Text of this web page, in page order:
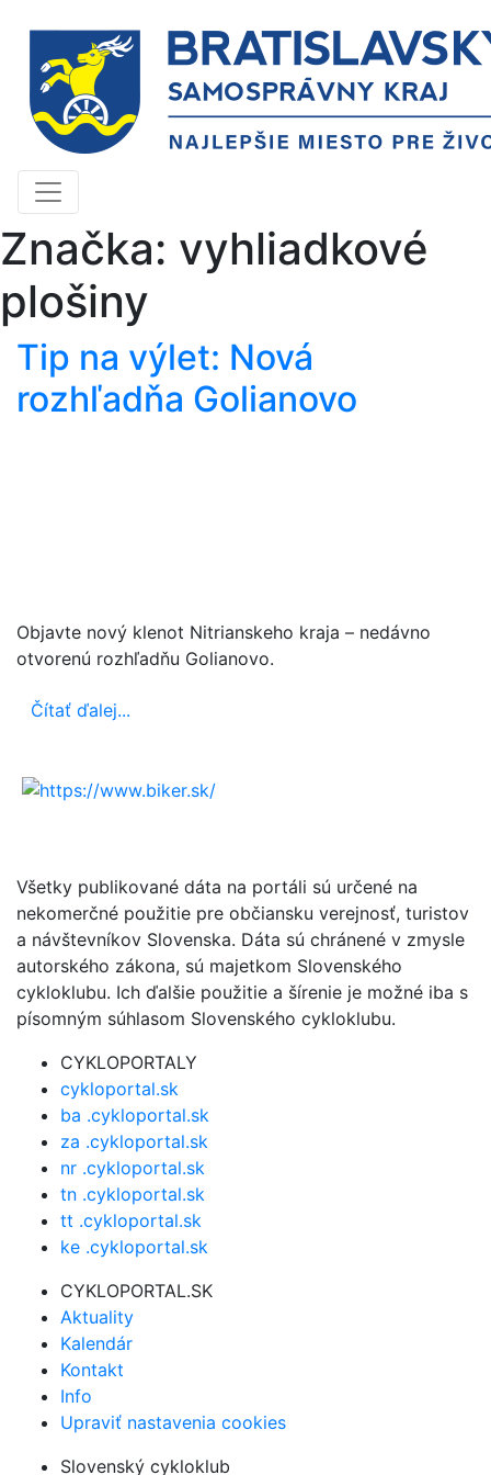
Značka: vyhliadkové
plošiny
Tip na výlet: Nová
rozhľadňa Golianovo
Objavte nový klenot Nitrianskeho kraja – nedávno
otvorenú rozhľadňu Golianovo.
Čítať ďalej...
Všetky publikované dáta na portáli sú určené na
nekomerčné použitie pre občiansku verejnosť, turistov
a návštevníkov Slovenska. Dáta sú chránené v zmysle
autorského zákona, sú majetkom Slovenského
cykloklubu. Ich ďalšie použitie a šírenie je možné iba s
písomným súhlasom Slovenského cykloklubu.
CYKLOPORTALY
cykloportal.sk
ba .cykloportal.sk
za .cykloportal.sk
nr .cykloportal.sk
tn .cykloportal.sk
tt .cykloportal.sk
ke .cykloportal.sk
CYKLOPORTAL.SK
Aktuality
Kalendár
Kontakt
Info
Upraviť nastavenia cookies
Slovenský cykloklub